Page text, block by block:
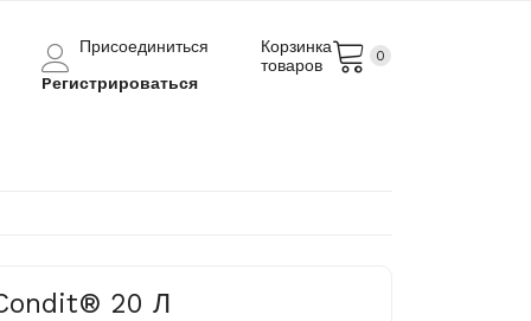
Корзинка
товаров
0
Присоединиться
Pегистрироваться
20 Л